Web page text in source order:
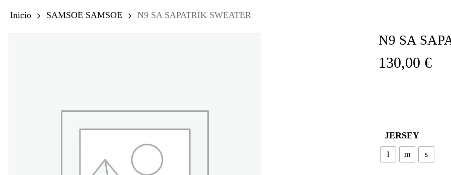
Inicio SAMSOE SAMSOE N9 SA SAPATRIK SWEATER
N9 SA
130,00€
JERSEY
l m s